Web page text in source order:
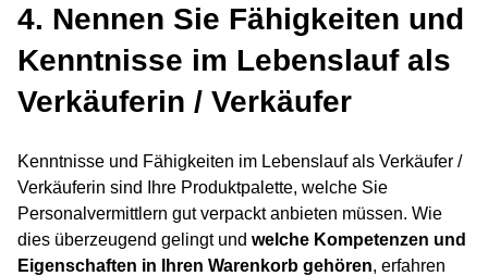
4. Nennen Sie Fähigkeiten und
Kenntnisse im Lebenslauf als
Verkäuferin / Verkäufer
Kenntnisse und Fähigkeiten im Lebenslauf als Verkäufer /
Verkäuferin sind Ihre Produktpalette, welche Sie
Personalvermittlern gut verpackt anbieten müssen. Wie
dies überzeugend gelingt und welche Kompetenzen und
Eigenschaften in Ihren Warenkorb gehören, erfahren